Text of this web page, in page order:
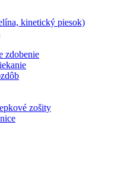
kinetický piesok)
zdobenie
zošity